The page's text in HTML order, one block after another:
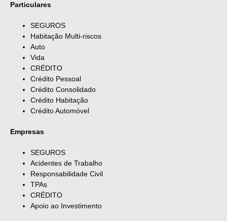
Particulares
SEGUROS
Habitação Multi-riscos
Auto
Vida
CRÉDITO
Crédito Pessoal
Crédito Consolidado
Crédito Habitação
Crédito Automóvel
Empresas
SEGUROS
Acidentes de Trabalho
Responsabilidade Civil
TPAs
CRÉDITO
Apoio ao Investimento